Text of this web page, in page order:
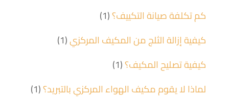
كم تكلفة صيانة التكييف؟(1)
كيفية إزالة الثلج من المكيف المركزي(1)
كيفية تصليح المكيف؟(1)
لماذا لا يقوم مكيف الهواء المركزي بالتبريد؟(1)